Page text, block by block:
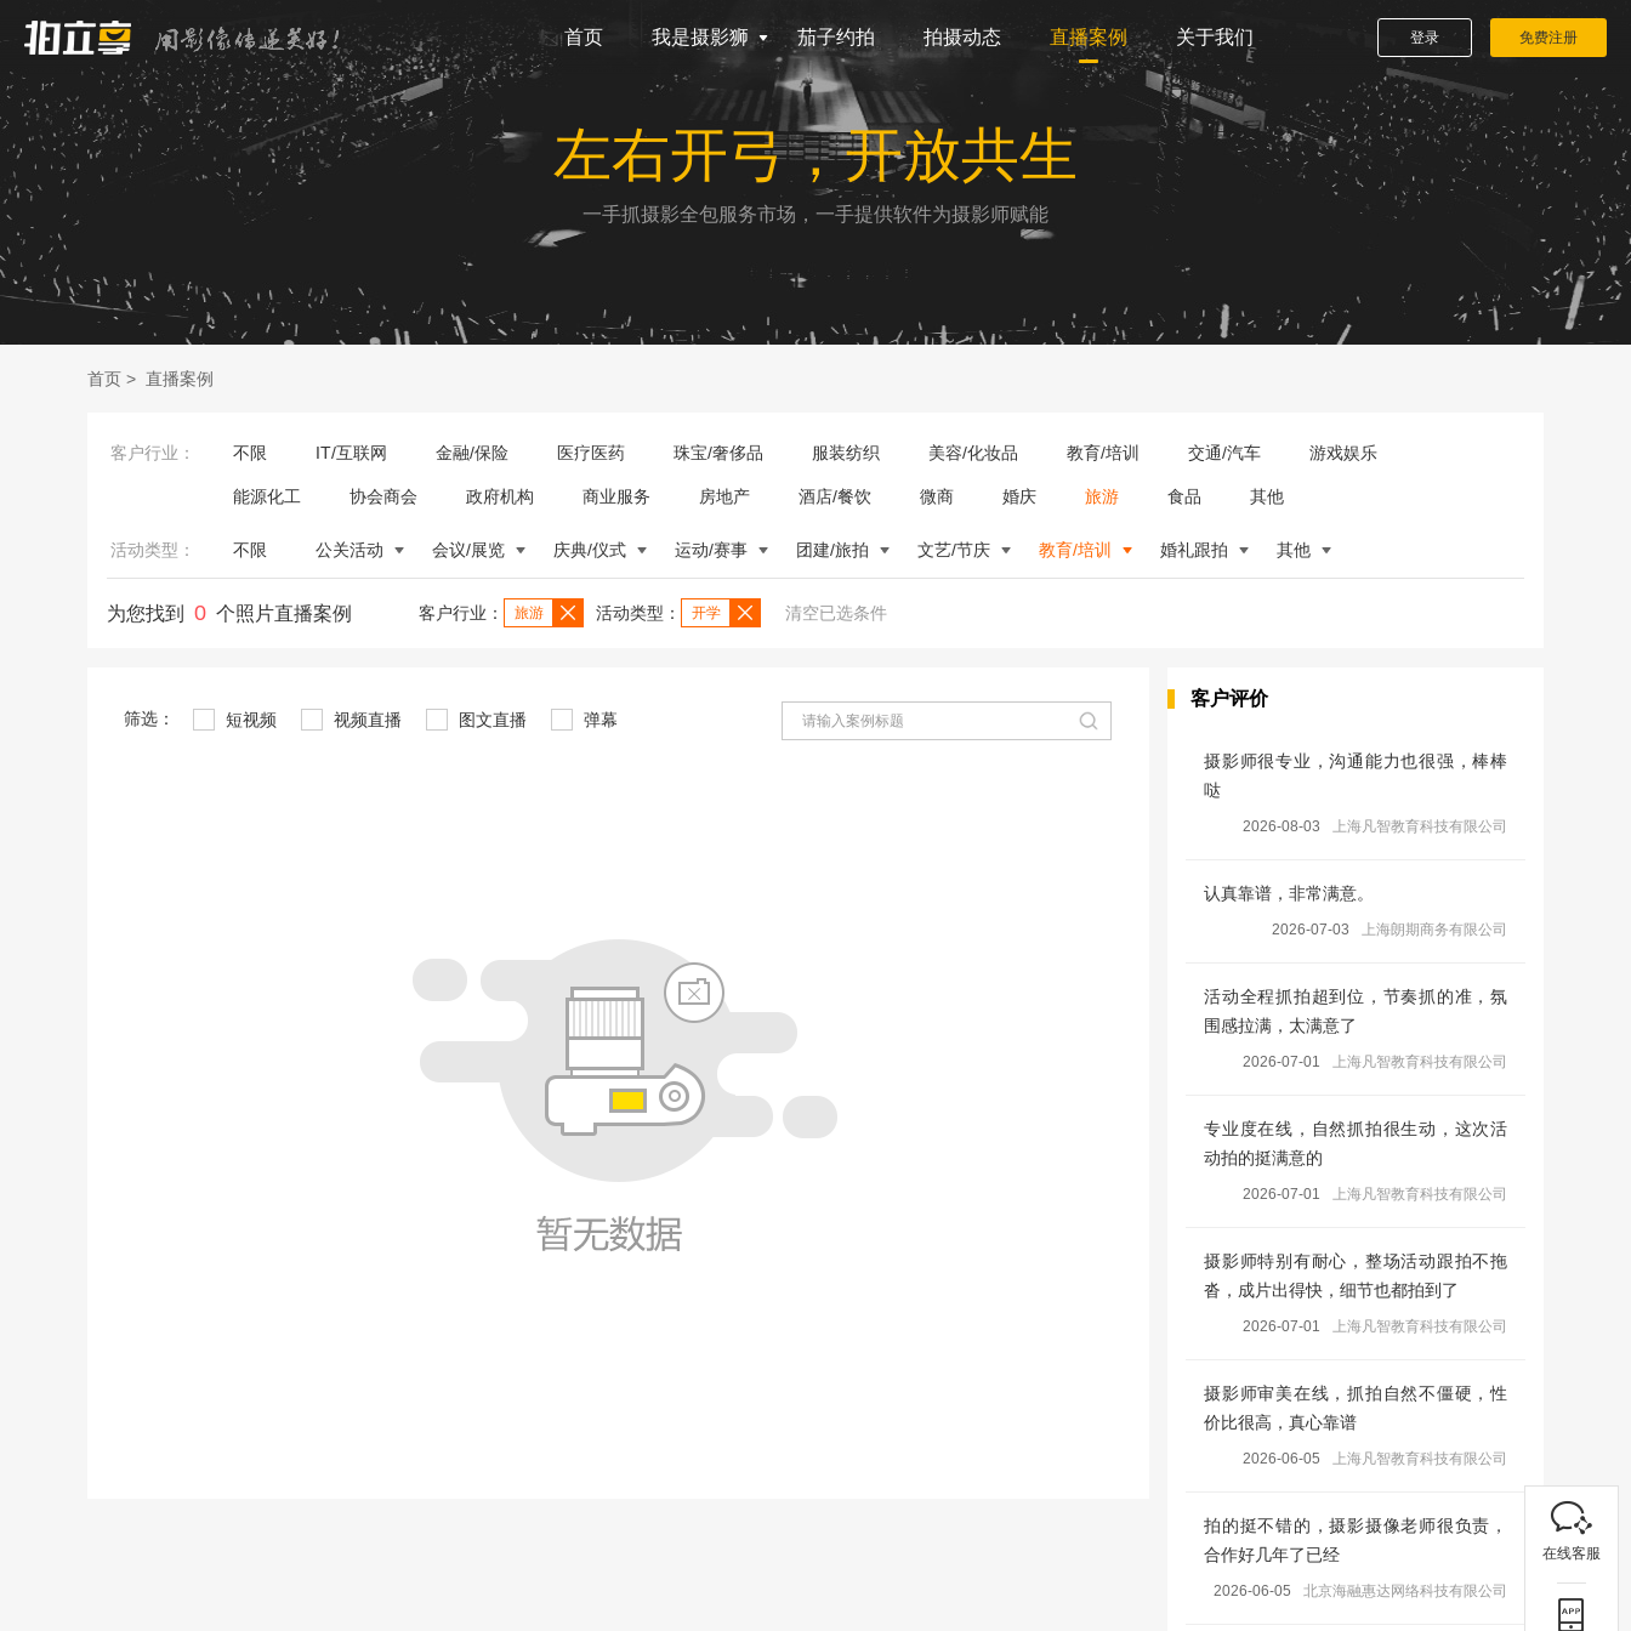
首页 我是摄影狮 茄子约拍 拍摄动态 直播案例 关于我们 登录 免费注册
左右开弓，开放共生
一手抓摄影全包服务市场，一手提供软件为摄影师赋能
首页 > 直播案例
客户行业： 不限 IT/互联网 金融/保险 医疗医药 珠宝/奢侈品 服装纺织 美容/化妆品 教育/培训 交通/汽车 游戏娱乐
能源化工 协会商会 政府机构 商业服务 房地产 酒店/餐饮 微商 婚庆 旅游 食品 其他
活动类型： 不限 公关活动 会议/展览 庆典/仪式 运动/赛事 团建/旅拍 文艺/节庆 教育/培训 婚礼跟拍 其他
为您找到 0 个照片直播案例 客户行业： 旅游 活动类型： 开学 清空已选条件
筛选： 短视频 视频直播 图文直播 弹幕
客户评价
摄影师很专业，沟通能力也很强，棒棒
哒
2026-08-03 上海凡智教育科技有限公司
认真靠谱，非常满意。
2026-07-03 上海朗期商务有限公司
活动全程抓拍超到位，节奏抓的准，氛
围感拉满，太满意了
2026-07-01 上海凡智教育科技有限公司
专业度在线，自然抓拍很生动，这次活
动拍的挺满意的
2026-07-01 上海凡智教育科技有限公司
摄影师特别有耐心，整场活动跟拍不拖
沓，成片出得快，细节也都拍到了
2026-07-01 上海凡智教育科技有限公司
摄影师审美在线，抓拍自然不僵硬，性
价比很高，真心靠谱
2026-06-05 上海凡智教育科技有限公司
拍的挺不错的，摄影摄像老师很负责，
合作好几年了已经
2026-06-05 北京海融惠达网络科技有限公司
在线客服